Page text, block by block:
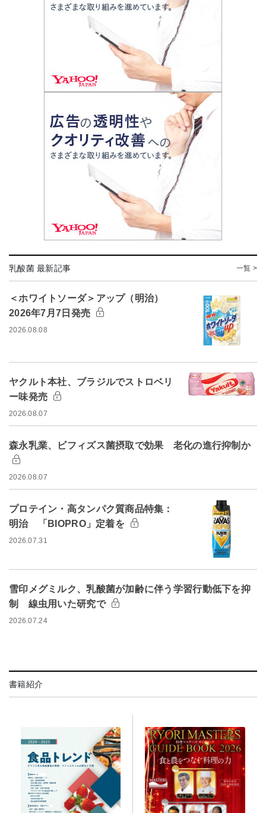
乳酸菌 最新記事 一覧 >
＜ホワイトソーダ＞アップ（明治）
2026年7月7日発売
2026.08.08
ヤクルト本社、ブラジルでストロベリ
ー味発売
2026.08.07
森永乳業、ビフィズス菌摂取で効果 老化の進行抑制か
2026.08.07
プロテイン・高タンパク質商品特集：
明治 「BIOPRO」定着を
2026.07.31
雪印メグミルク、乳酸菌が加齢に伴う学習行動低下を抑
制 線虫用いた研究で
2026.07.24
書籍紹介